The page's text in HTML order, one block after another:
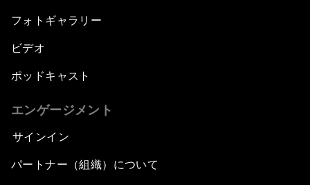
フォトギャラリー
ビデオ
ポッドキャスト
エンゲージメント
サインイン
パートナー（組織）について